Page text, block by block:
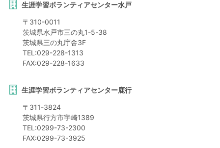
生涯学習ボランティアセンター水戸
〒 310-0011
茨城県水戸市三の丸1-5-38
茨城県三の丸庁舎3F
TEL:029-228-1313
FAX:029-228-1633
生涯学習ボランティアセンター鹿行
〒 311-3824
茨城県行方市宇崎1389
TEL:0299-73-2300
FAX:0299-73-3925